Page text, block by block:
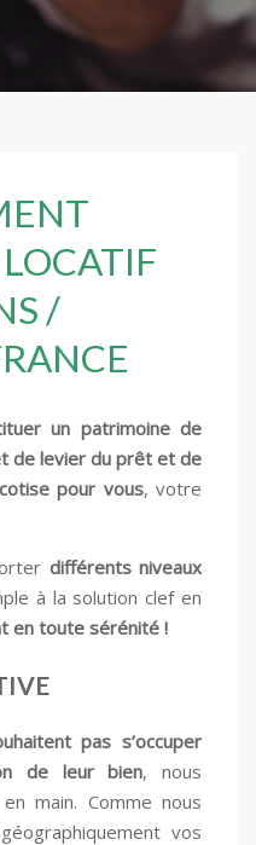
/
un patrimoine de
de levier du prêt et de
pour vous, votre
différents niveaux
à la solution clef en
en toute sérénité !
pas s’occuper
de leur bien, nous
main. Comme nous
vos